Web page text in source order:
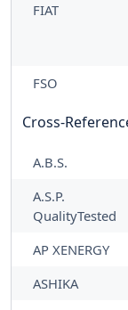
FIAT
FSO
Cross-
A.B.S.
A.S.P.
QualityTested
AP XENERGY
ASHIKA